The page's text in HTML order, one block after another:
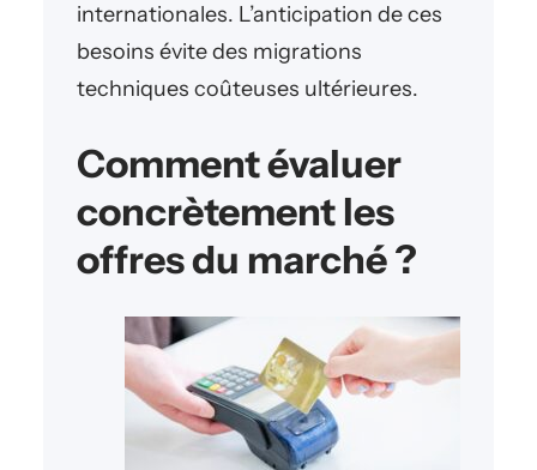
internationales. L’anticipation de ces
besoins évite des migrations
techniques coûteuses ultérieures.
Comment évaluer
concrètement les
offres du marché ?